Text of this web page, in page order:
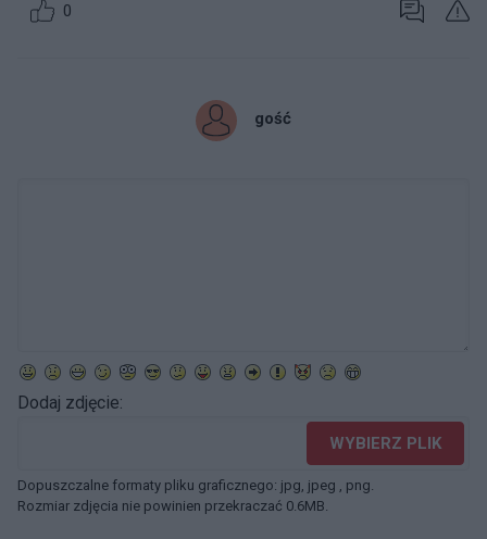
0
gość
Dodaj zdjęcie:
WYBIERZ PLIK
Dopuszczalne formaty pliku graficznego: jpg, jpeg , png.
Rozmiar zdjęcia nie powinien przekraczać 0.6MB.